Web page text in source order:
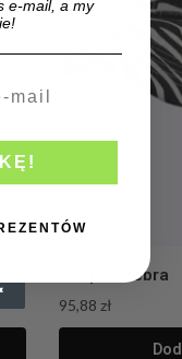
Czapka Zebra
95,88 zł
e-mail, a my